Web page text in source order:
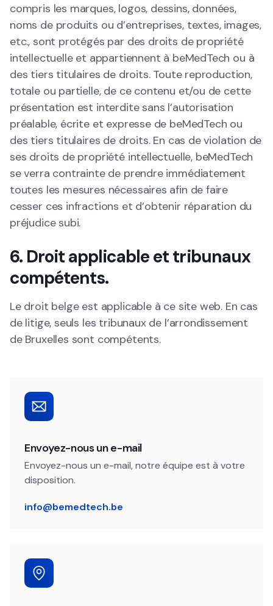
compris les marques, logos, dessins, données,
noms de produits ou d’entreprises, textes, images,
etc., sont protégés par des droits de propriété
intellectuelle et appartiennent à beMedTech ou à
des tiers titulaires de droits. Toute reproduction,
totale ou partielle, de ce contenu et/ou de cette
présentation est interdite sans l’autorisation
préalable, écrite et expresse de beMedTech ou
des tiers titulaires de droits. En cas de violation de
ses droits de propriété intellectuelle, beMedTech
se verra contrainte de prendre immédiatement
toutes les mesures nécessaires afin de faire
cesser ces infractions et d’obtenir réparation du
préjudice subi.
6. Droit applicable et tribunaux
compétents.
Le droit belge est applicable à ce site web. En cas
de litige, seuls les tribunaux de l’arrondissement
de Bruxelles sont compétents.
Envoyez-nous un e-mail
Envoyez-nous un e-mail, notre équipe est à votre
disposition.
info@bemedtech.be